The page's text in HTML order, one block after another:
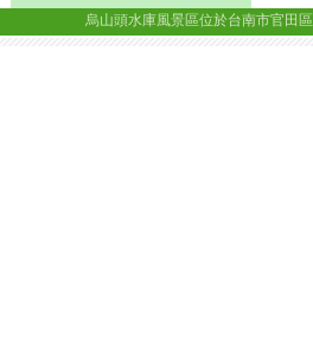
烏山頭水庫風景區位於台南市官田